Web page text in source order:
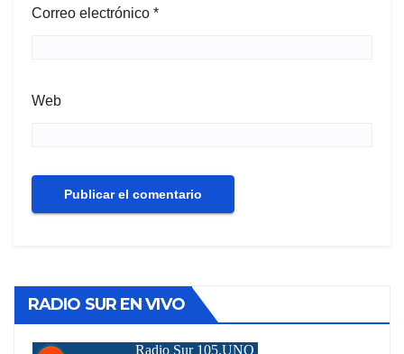
Correo electrónico *
Web
RADIO SUR EN VIVO